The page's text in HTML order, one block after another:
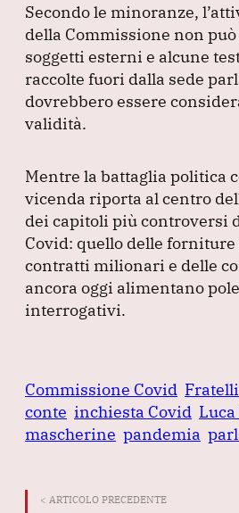
Secondo le minoranze,
della Commissione non può
soggetti esterni e alcune
raccolte fuori dalla sede
dovrebbero essere
validità.
Mentre la battaglia politica
vicenda riporta al centro
dei capitoli più controversi
Covid: quello delle
contratti milionari e delle
ancora oggi alimentano
interrogativi.
Commissione Covid
conte inchiesta Covid
mascherine pandemia
< ARTICOLO PRECEDENTE